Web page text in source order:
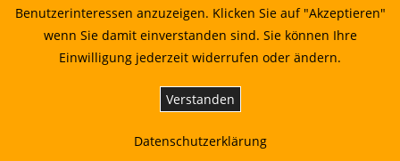
Energetische Sanierung in Merzhausen vom Sonnenkaufhaus
prüfen lassen 26.06.2026 15:22
Energetische Sanierung in Merzhausen: Planung, Wirtschaftlichkeit
Energetische Sanierung in Reute: Planung, Wirtschaftlichkeit und
Energetische Sanierung in Reute: Planung, Wirtschaftlichkeit und
Benutzerinteressen anzuzeigen. Klicken Sie auf "Akzeptieren"
wenn Sie damit einverstanden sind. Sie können Ihre
Einwilligung jederzeit widerrufen oder ändern.
Verstanden
Datenschutzerklärung